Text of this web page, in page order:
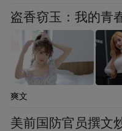
盗香窃玉：我的青
爽文
美前国防官员撰文